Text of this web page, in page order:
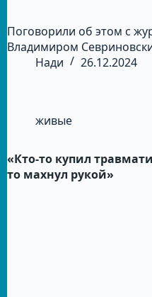
Поговорили об этом с
Владимиром
Нади
26.12.2024
живые
«Кто-то купил
то махнул рукой»